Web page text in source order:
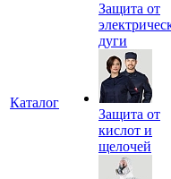
Каталог
Защита от
дуги
Защита от
кислот и
щелочей